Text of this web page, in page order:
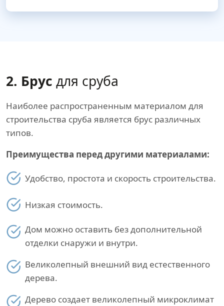
2. Брус для сруба
Наиболее распространенным материалом для
строительства сруба является брус различных
типов.
Преимущества перед другими материалами:
Удобство, простота и скорость строительства.
Низкая стоимость.
Дом можно оставить без дополнительной
отделки снаружи и внутри.
Великолепный внешний вид естественного
дерева.
Дерево создает великолепный микроклимат